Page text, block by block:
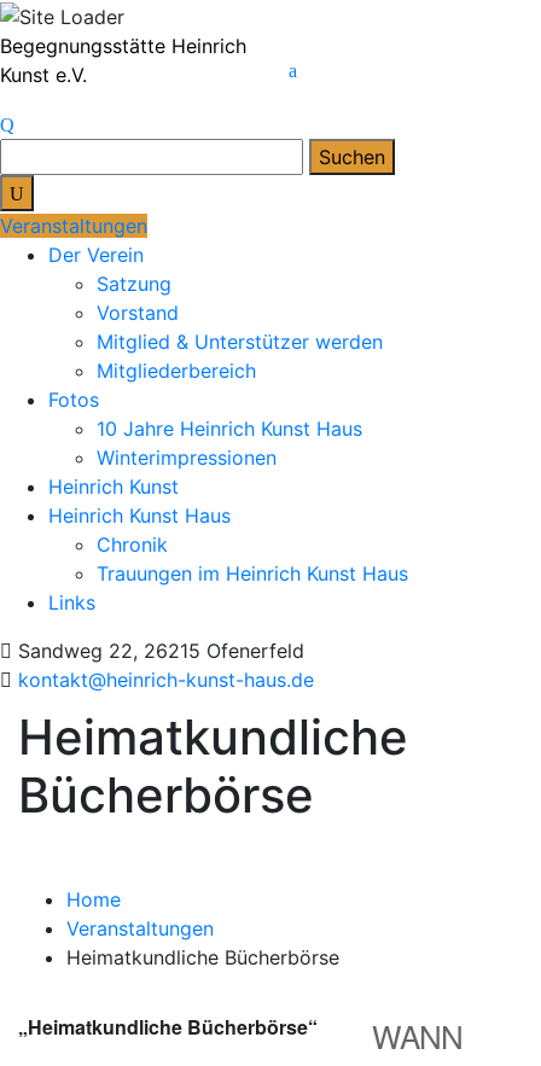
Skip
to
Begegnungsstätte Heinrich
Kunst e.V.
nach:
Veranstaltungen
Der Verein
Satzung
Vorstand
Mitglied & Unterstützer werden
Mitgliederbereich
Fotos
10 Jahre Heinrich Kunst Haus
Winterimpressionen
Heinrich Kunst
Heinrich Kunst Haus
Chronik
Trauungen im Heinrich Kunst Haus
Links
Sandweg 22, 26215 Ofenerfeld
kontakt@heinrich-kunst-haus.de
Heimatkundliche
Bücherbörse
Home
Veranstaltungen
Heimatkundliche Bücherbörse
WANN
„Heimatkundliche Bücherbörse“